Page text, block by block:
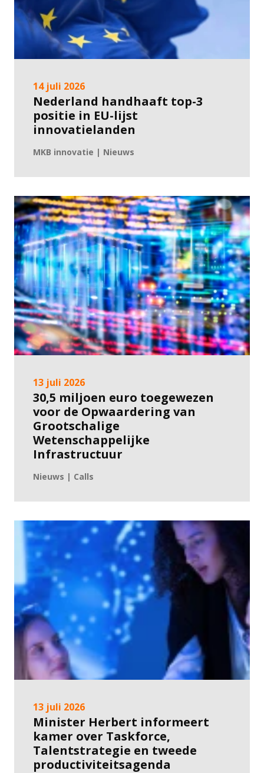
14 juli 2026
Nederland handhaaft top-3
positie in EU-lijst
innovatielanden
MKB innovatie | Nieuws
13 juli 2026
30,5 miljoen euro toegewezen
voor de Opwaardering van
Grootschalige
Wetenschappelijke
Infrastructuur
Nieuws | Calls
13 juli 2026
Minister Herbert informeert
kamer over Taskforce,
Talentstrategie en tweede
productiviteitsagenda